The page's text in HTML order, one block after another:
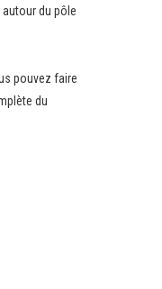
du pôle
pouvez faire
du